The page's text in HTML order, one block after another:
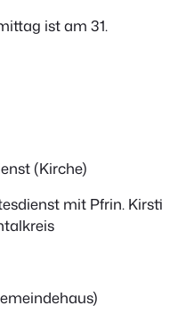
ist am 31.
(Kirche)
mit Pfrin. Kirsti